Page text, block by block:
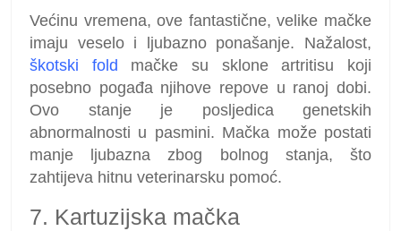
Većinu vremena, ove fantastične, velike mačke
imaju veselo i ljubazno ponašanje. Nažalost,
škotski fold mačke su sklone artritisu koji
posebno pogađa njihove repove u ranoj dobi.
Ovo stanje je posljedica genetskih
abnormalnosti u pasmini. Mačka može postati
manje ljubazna zbog bolnog stanja, što
zahtijeva hitnu veterinarsku pomoć.
7. Kartuzijska mačka